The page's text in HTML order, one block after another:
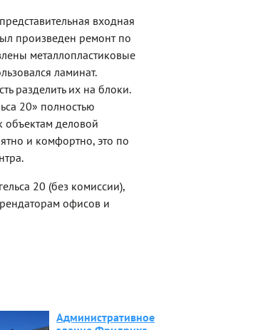
входная
произведен ремонт по
металлопластиковые
ламинат.
разделить их на блоки.
20» полностью
объектам деловой
и комфортно, это по
20 (без комиссии),
офисов и
Административное